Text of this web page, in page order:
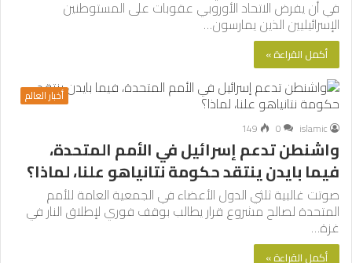
في أن يفرض الاتحاد الأوروبي عقوبات على المستوطنين
الإسرائيليين الذين يمارسون…
أكمل القراءة »
أخبار العالم
islamic
0
149
واشنطن تدعم إسرائيل في الأمم المتحدة،
فيما بايدن ينتقد حكومة نتانياهو علنا، لماذا؟
صوتت غالبية ثلثي الدول الأعضاء في الجمعية العامة للأمم
المتحدة لصالح مشروع قرار يطالب بوقف فوري لإطلاق النار في
غزة…
أكمل القراءة »